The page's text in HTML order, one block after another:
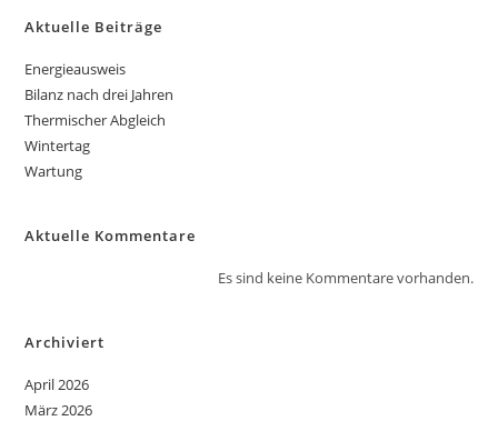
Aktuelle Beiträge
Energieausweis
Bilanz nach drei Jahren
Thermischer Abgleich
Wintertag
Wartung
Aktuelle Kommentare
Es sind keine Kommentare vorhanden.
Archiviert
April 2026
März 2026